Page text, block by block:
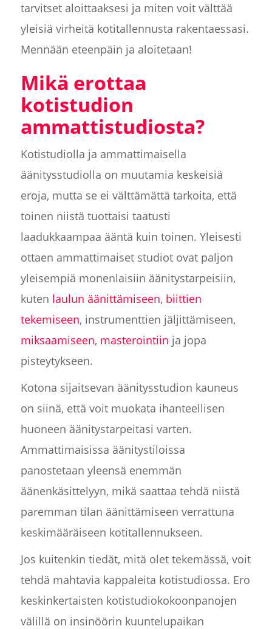
tarvitset aloittaaksesi ja miten voit välttää
yleisiä virheitä kotitallennusta rakentaessasi.
Mennään eteenpäin ja aloitetaan!
Mikä erottaa
kotistudion
ammattistudiosta?
Kotistudiolla ja ammattimaisella
äänitysstudiolla on muutamia keskeisiä
eroja, mutta se ei välttämättä tarkoita, että
toinen niistä tuottaisi taatusti
laadukkaampaa ääntä kuin toinen. Yleisesti
ottaen ammattimaiset studiot ovat paljon
yleisempiä monenlaisiin äänitystarpeisiin,
kuten laulun äänittämiseen, biittien
tekemiseen, instrumenttien jäljittämiseen,
miksaamiseen, masterointiin ja jopa
pisteytykseen.
Kotona sijaitsevan äänitysstudion kauneus
on siinä, että voit muokata ihanteellisen
huoneen äänitystarpeitasi varten.
Ammattimaisissa äänitystiloissa
panostetaan yleensä enemmän
äänenkäsittelyyn, mikä saattaa tehdä niistä
paremman tilan äänittämiseen verrattuna
keskimääräiseen kotitallennukseen.
Jos kuitenkin tiedät, mitä olet tekemässä, voit
tehdä mahtavia kappaleita kotistudiossa. Ero
keskinkertaisten kotistudiokokoonpanojen
välillä on insinöörin kuuntelupaikan